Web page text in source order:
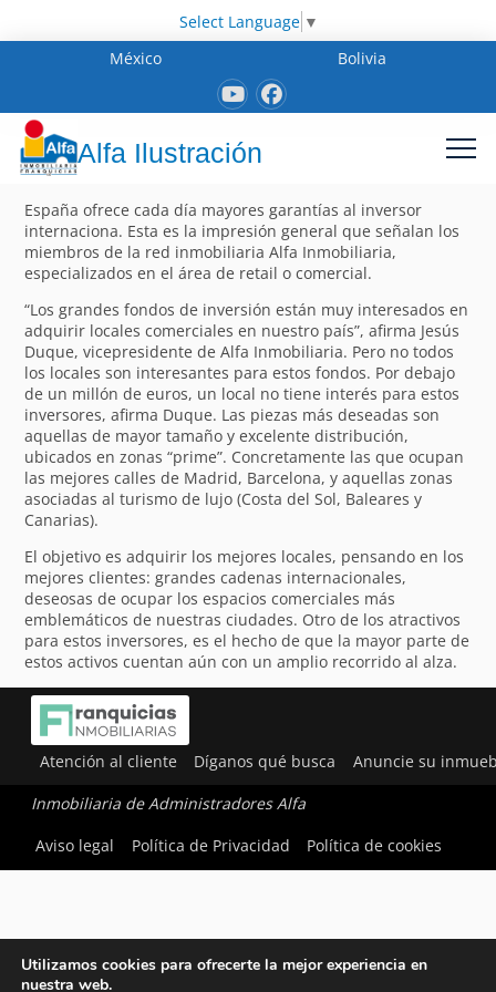
Select Language ▼
México
Bolivia
Alfa Ilustración
España ofrece cada día mayores garantías al inversor
internaciona. Esta es la impresión general que señalan los
miembros de la red inmobiliaria Alfa Inmobiliaria,
especializados en el área de retail o comercial.
“Los grandes fondos de inversión están muy interesados en
adquirir locales comerciales en nuestro país”, afirma Jesús
Duque, vicepresidente de Alfa Inmobiliaria. Pero no todos
los locales son interesantes para estos fondos. Por debajo
de un millón de euros, un local no tiene interés para estos
inversores, afirma Duque. Las piezas más deseadas son
aquellas de mayor tamaño y excelente distribución,
ubicados en zonas “prime”. Concretamente las que ocupan
las mejores calles de Madrid, Barcelona, y aquellas zonas
asociadas al turismo de lujo (Costa del Sol, Baleares y
Canarias).
El objetivo es adquirir los mejores locales, pensando en los
mejores clientes: grandes cadenas internacionales,
deseosas de ocupar los espacios comerciales más
emblemáticos de nuestras ciudades. Otro de los atractivos
para estos inversores, es el hecho de que la mayor parte de
estos activos cuentan aún con un amplio recorrido al alza.
Atención al cliente Díganos qué busca Anuncie su
Inmobiliaria de Administradores Alfa
Aviso legal
Política de Privacidad Política de cookies
Utilizamos cookies para ofrecerte la mejor experiencia en
nuestra web.